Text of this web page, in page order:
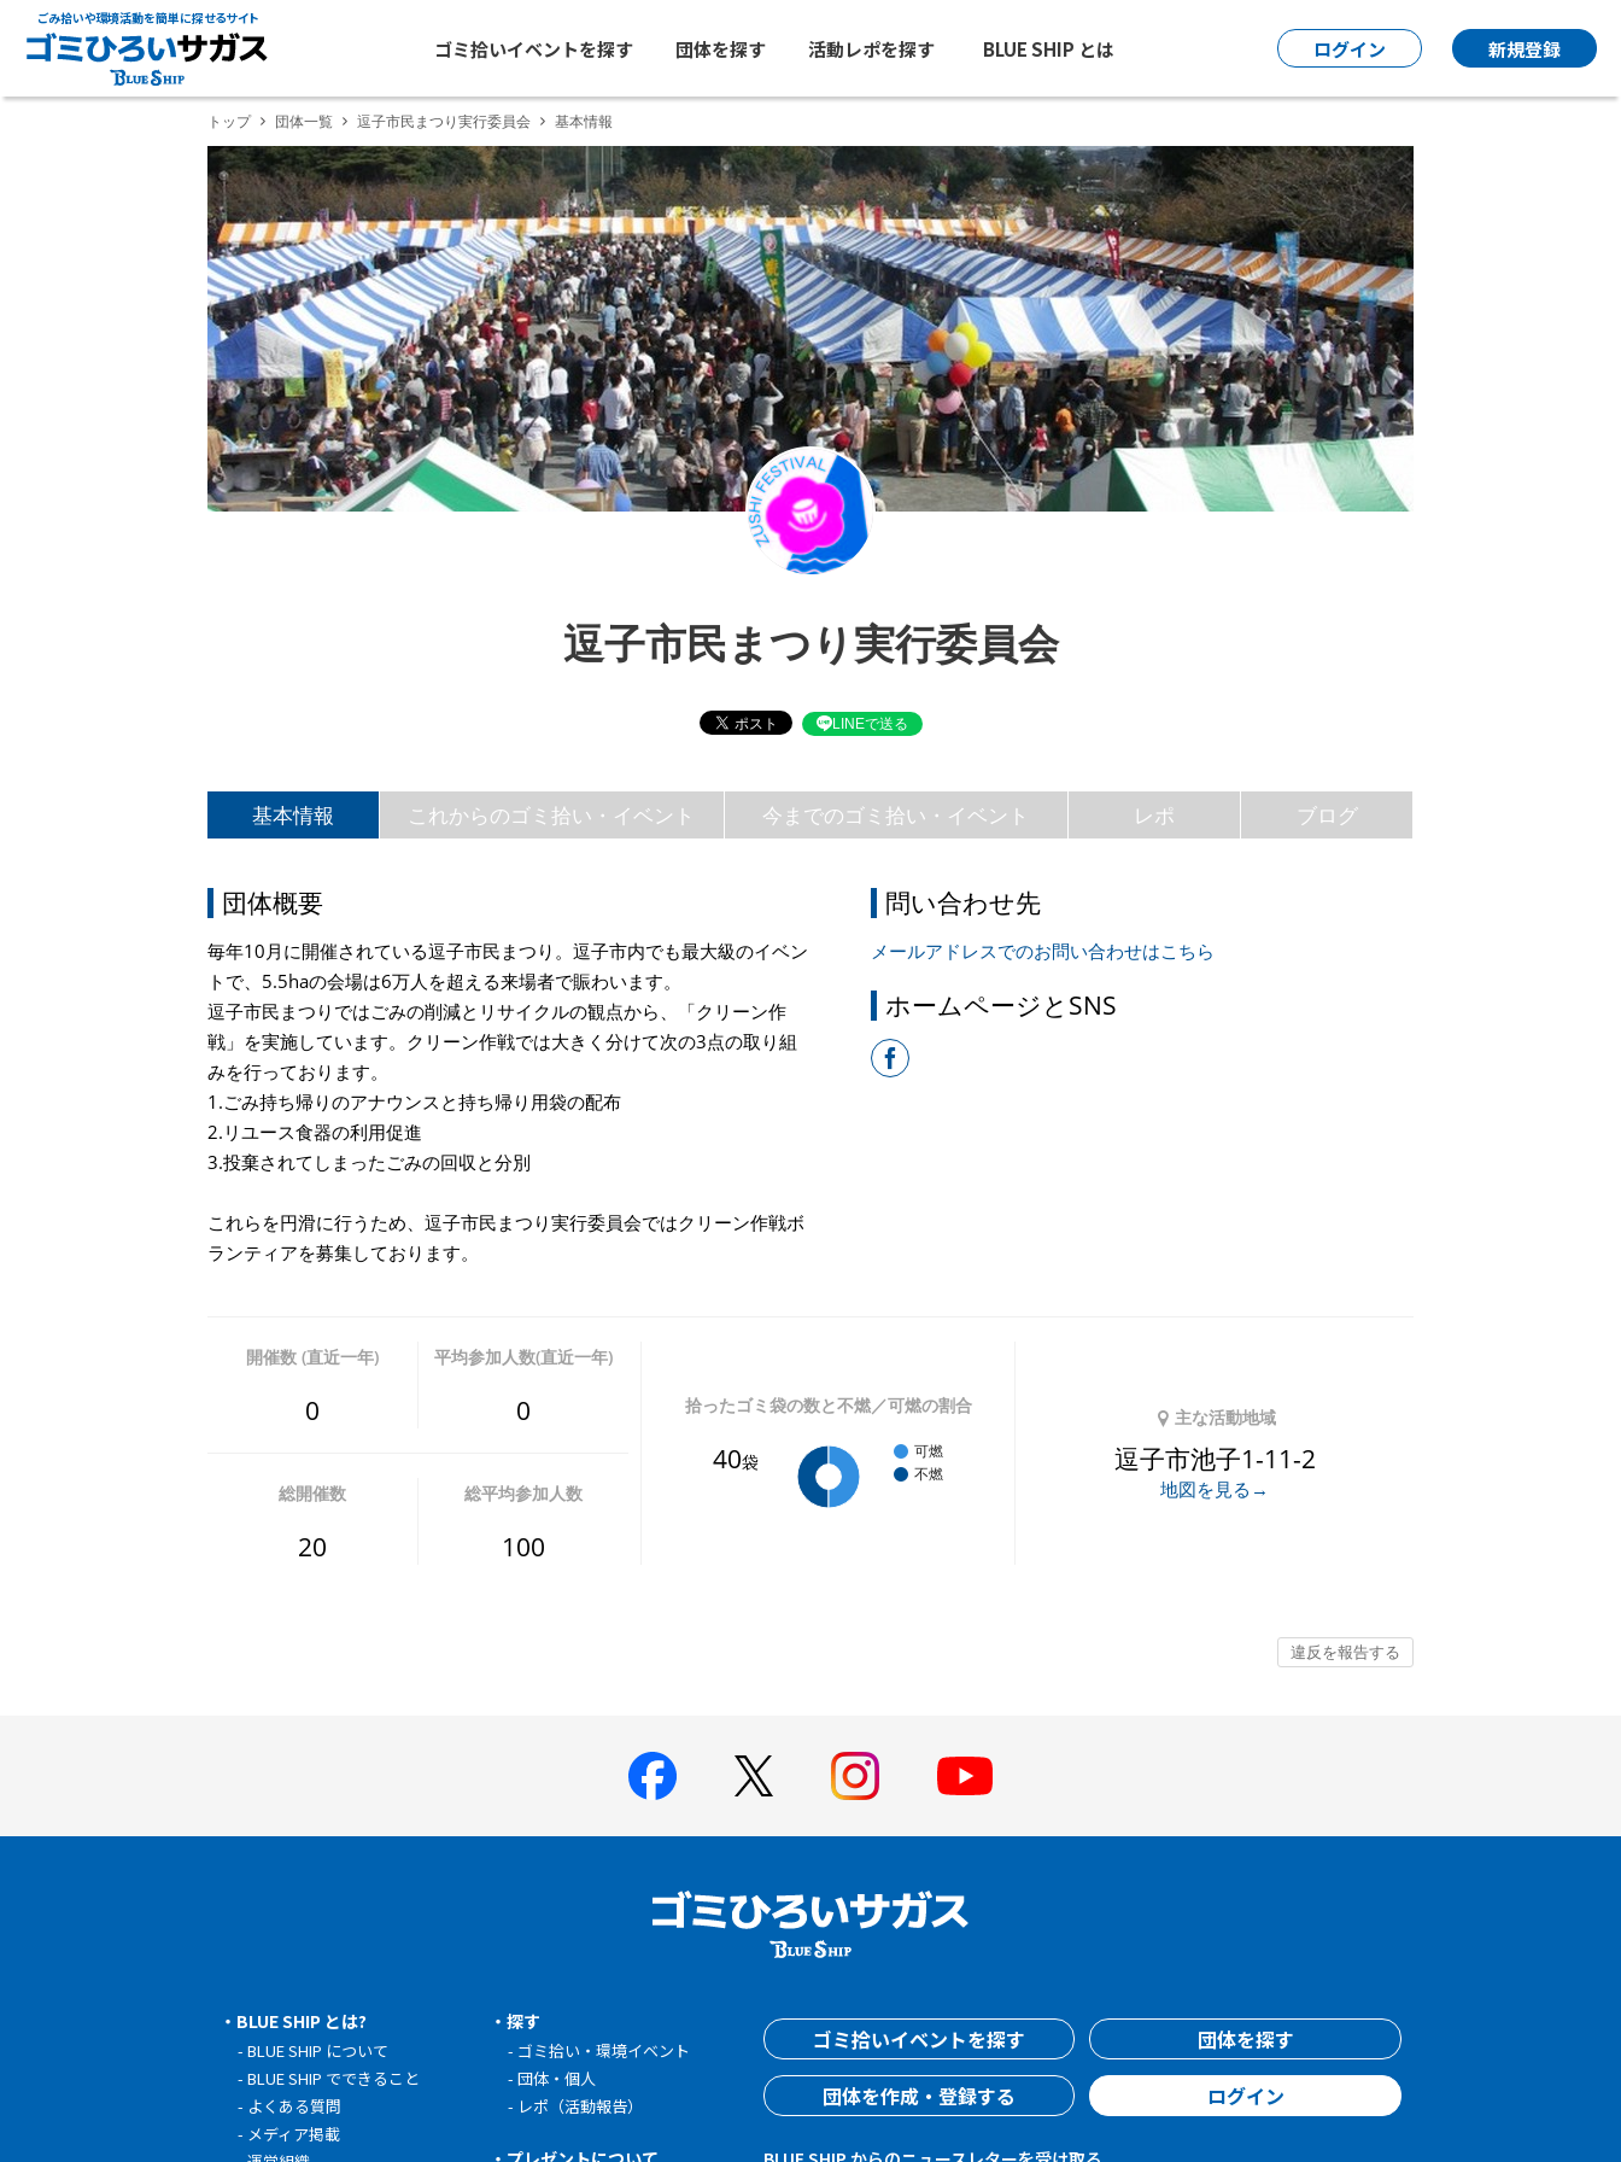
ごみ拾いや環境活動を簡単に探せるサイト
ゴミ拾いイベントを探す 団体を探す 活動レポを探す BLUE SHIP とは ログイン 新規登録
トップ 団体一覧 逗子市民まつり実行委員会 基本情報
逗子市民まつり実行委員会
LINEで送る
基本情報 これからのゴミ拾い・イベント 今までのゴミ拾い・イベント レポ ブログ
団体概要
毎年10月に開催されている逗子市民まつり。逗子市内でも最大級のイベン
トで、5.5haの会場は6万人を超える来場者で賑わいます。
逗子市民まつりではごみの削減とリサイクルの観点から、「クリーン作
戦」を実施しています。クリーン作戦では大きく分けて次の3点の取り組
みを行っております。
1.ごみ持ち帰りのアナウンスと持ち帰り用袋の配布
2.リユース食器の利用促進
3.投棄されてしまったごみの回収と分別
これらを円滑に行うため、逗子市民まつり実行委員会ではクリーン作戦ボ
ランティアを募集しております。
問い合わせ先
メールアドレスでのお問い合わせはこちら
ホームページとSNS
開催数 (直近一年)
0
平均参加人数(直近一年)
0
総開催数
20
総平均参加人数
100
拾ったゴミ袋の数と不燃／可燃の割合
40袋
可燃
不燃
主な活動地域
逗子市池子1-11-2
地図を見る→
BLUE SHIP とは?
BLUE SHIP について
BLUE SHIP でできること
よくある質問
メディア掲載
探す
ゴミ拾い・環境イベント
団体・個人
レポ（活動報告）
ゴミ拾いイベントを探す
団体を探す
団体を作成・登録する
ログイン